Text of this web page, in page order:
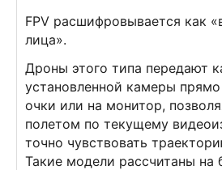
FPV расшифровывается как
лица».
Дроны этого типа передают
установленной камеры
очки или на монитор,
полетом по текущему
точно чувствовать
Такие модели рассчитаны на